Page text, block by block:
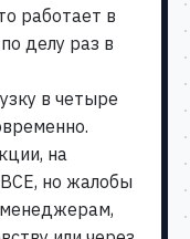
работает в
делу раз в
в четыре
на
но жалобы